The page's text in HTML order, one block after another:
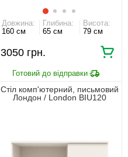
Довжина:
160 см
Глибина:
65 см
Висота:
79 см
3050
Стіл комп'ютерний, письмовий
Лондон / London BIU120